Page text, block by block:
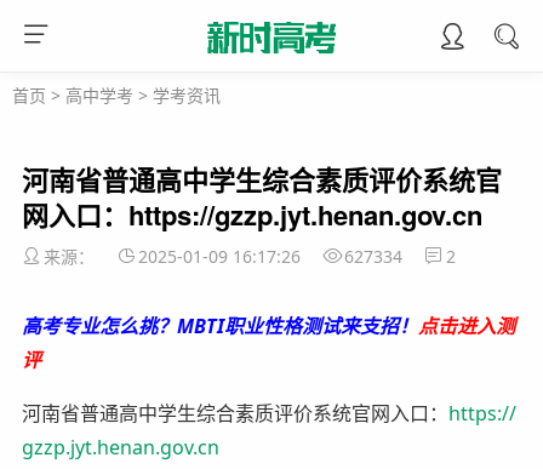
首页 > 高中学考 > 学考资讯
河南省普通高中学生综合素质评价系统官
网入口：https://gzzp.jyt.henan.gov.cn
来源： 2025-01-09 16:17:26 627334 2
高考专业怎么挑？MBTI职业性格测试来支招！ 点击进入测
评
河南省普通高中学生综合素质评价系统官网入口： https://
gzzp.jyt.henan.gov.cn